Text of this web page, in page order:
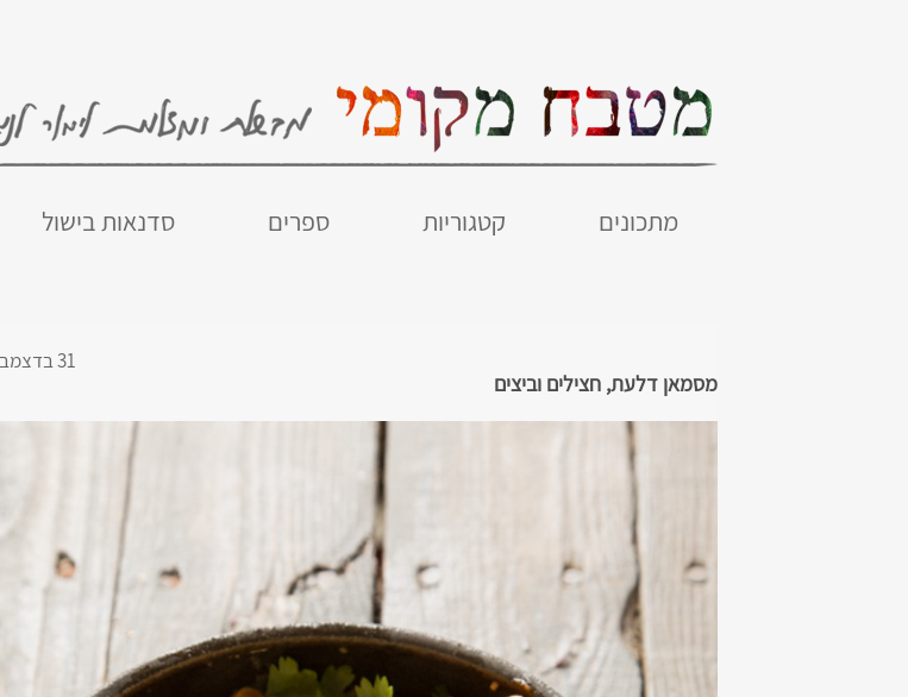
מתכונים קטגוריות ספרים סדנאות בישול
31 בדצמבר 2015
מסמאן דלעת, חצילים וביצים